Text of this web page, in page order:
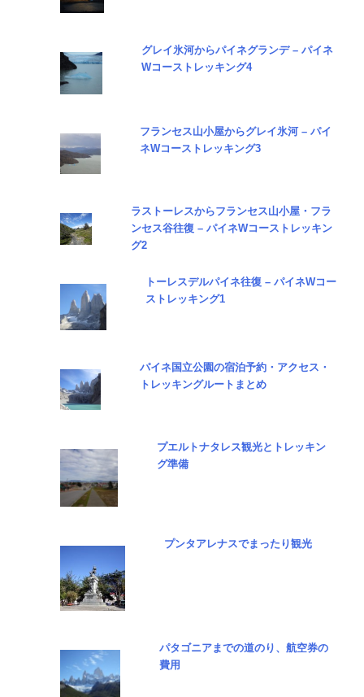
グレイ氷河からパイネグランデ – パイネ
Wコーストレッキング4
フランセス山小屋からグレイ氷河 – パイ
ネWコーストレッキング3
ラストーレスからフランセス山小屋・フラ
ンセス谷往復 – パイネWコーストレッキン
グ2
トーレスデルパイネ往復 – パイネWコー
ストレッキング1
パイネ国立公園の宿泊予約・アクセス・
トレッキングルートまとめ
プエルトナタレス観光とトレッキン
グ準備
プンタアレナスでまったり観光
パタゴニアまでの道のり、航空券の
費用